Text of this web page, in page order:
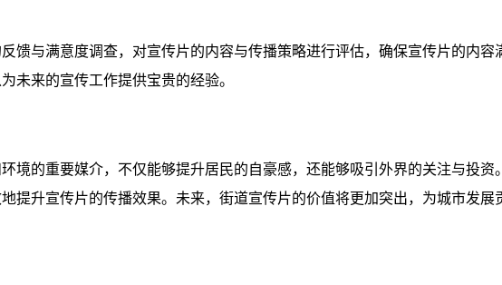
馈与满意度调查，对宣传片的内容与传播策略进行评估，确保宣传片的内容
未来的宣传工作提供宝贵的经验。
境的重要媒介，不仅能够提升居民的自豪感，还能够吸引外界的关注与投资
提升宣传片的传播效果。未来，街道宣传片的价值将更加突出，为城市发展